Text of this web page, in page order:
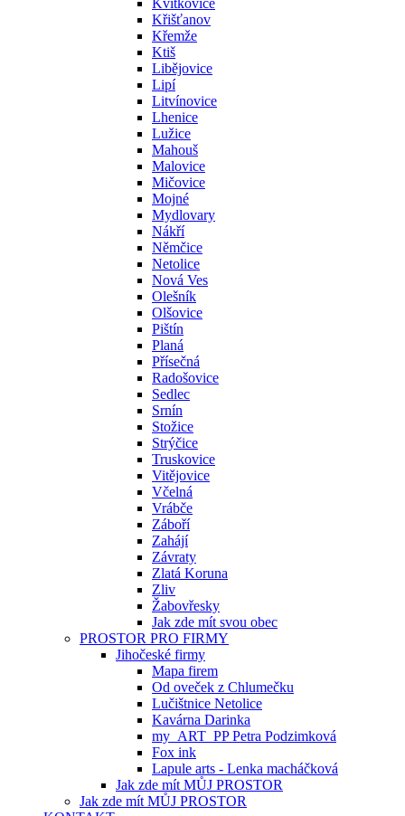
Kvítkovice
Křišťanov
Křemže
Ktiš
Libějovice
Lipí
Litvínovice
Lhenice
Lužice
Mahouš
Malovice
Mičovice
Mojné
Mydlovary
Nákří
Němčice
Netolice
Nová Ves
Olešník
Olšovice
Pištín
Planá
Přísečná
Radošovice
Sedlec
Srnín
Stožice
Strýčice
Truskovice
Vitějovice
Včelná
Vrábče
Záboří
Zahájí
Závraty
Zlatá Koruna
Zliv
Žabovřesky
Jak zde mít svou obec
PROSTOR PRO FIRMY
Jihočeské firmy
Mapa firem
Od oveček z Chlumečku
Lučištnice Netolice
Kavárna Darinka
my_ART_PP Petra Podzimková
Fox ink
Lapule arts - Lenka macháčková
Jak zde mít MŮJ PROSTOR
Jak zde mít MŮJ PROSTOR